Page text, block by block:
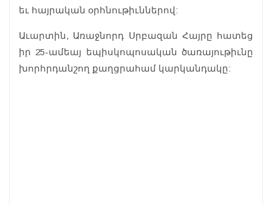
եւ հայրական օրհնութիւններով:
Աւարտին, Առաջնորդ Սրբազան Հայրը հատեց
իր 25-ամեայ եպիսկոպոսական ծառայութիւնը
խորհրդանշող քաղցրահամ կարկանդակը: